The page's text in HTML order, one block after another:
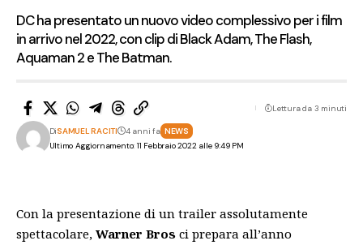
DC ha presentato un nuovo video complessivo per i film
in arrivo nel 2022, con clip di Black Adam, The Flash,
Aquaman 2 e The Batman.
Ultimo Aggiornamento: 11 Febbraio 2022 alle 9:49 PM
DiSAMUEL RACITI 4 anni fa NEWS
Lettura da 3 minuti
Con la presentazione di un trailer assolutamente
spettacolare, Warner Bros ci prepara all’anno